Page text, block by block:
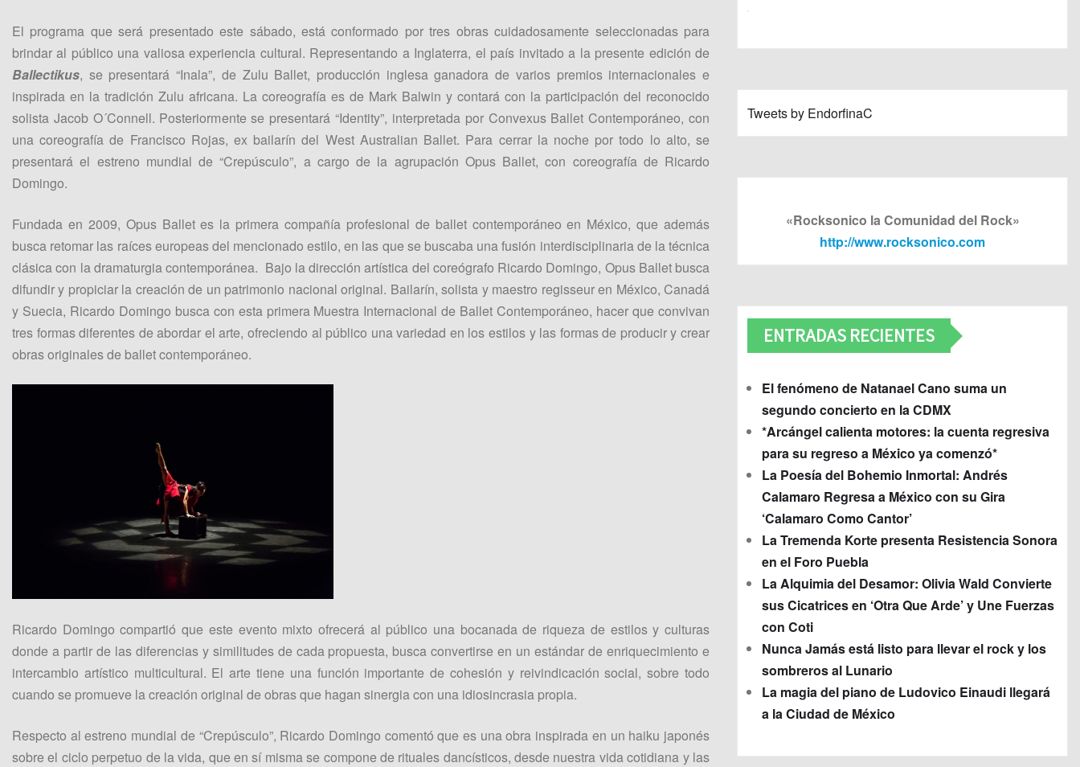
El programa que será presentado este sábado, está conformado por tres obras cuidadosamente seleccionadas para
brindar al público una valiosa experiencia cultural. Representando a Inglaterra, el país invitado a la presente edición de
Ballectikus, se presentará “Inala”, de Zulu Ballet, producción inglesa ganadora de varios premios internacionales e
inspirada en la tradición Zulu africana. La coreografía es de Mark Balwin y contará con la participación del reconocido
solista Jacob O´Connell. Posteriormente se presentará “Identity”, interpretada por Convexus Ballet Contemporáneo, con
una coreografía de Francisco Rojas, ex bailarín del West Australian Ballet. Para cerrar la noche por todo lo alto, se
presentará el estreno mundial de “Crepúsculo”, a cargo de la agrupación Opus Ballet, con coreografía de Ricardo
Domingo.
Fundada en 2009, Opus Ballet es la primera compañía profesional de ballet contemporáneo en México, que además
busca retomar las raíces europeas del mencionado estilo, en las que se buscaba una fusión interdisciplinaria de la técnica
clásica con la dramaturgia contemporánea. Bajo la dirección artística del coreógrafo Ricardo Domingo, Opus Ballet busca
difundir y propiciar la creación de un patrimonio nacional original. Bailarín, solista y maestro regisseur en México, Canadá
y Suecia, Ricardo Domingo busca con esta primera Muestra Internacional de Ballet Contemporáneo, hacer que convivan
tres formas diferentes de abordar el arte, ofreciendo al público una variedad en los estilos y las formas de producir y crear
obras originales de ballet contemporáneo.
Ricardo Domingo compartió que este evento mixto ofrecerá al público una bocanada de riqueza de estilos y culturas
donde a partir de las diferencias y similitudes de cada propuesta, busca convertirse en un estándar de enriquecimiento e
intercambio artístico multicultural. El arte tiene una función importante de cohesión y reivindicación social, sobre todo
cuando se promueve la creación original de obras que hagan sinergia con una idiosincrasia propia.
Respecto al estreno mundial de “Crepúsculo”, Ricardo Domingo comentó que es una obra inspirada en un haiku japonés
sobre el ciclo perpetuo de la vida, que en sí misma se compone de rituales dancísticos, desde nuestra vida cotidiana y las
Tweets by EndorfinaC
«Rocksonico la Comunidad del Rock»
http://www.rocksonico.com
ENTRADAS RECIENTES
El fenómeno de Natanael Cano suma un
segundo concierto en la CDMX
*Arcángel calienta motores: la cuenta regresiva
para su regreso a México ya comenzó*
La Poesía del Bohemio Inmortal: Andrés
Calamaro Regresa a México con su Gira
‘Calamaro Como Cantor’
La Tremenda Korte presenta Resistencia Sonora
en el Foro Puebla
La Alquimia del Desamor: Olivia Wald Convierte
sus Cicatrices en ‘Otra Que Arde’ y Une Fuerzas
con Coti
Nunca Jamás está listo para llevar el rock y los
sombreros al Lunario
La magia del piano de Ludovico Einaudi llegará
a la Ciudad de México